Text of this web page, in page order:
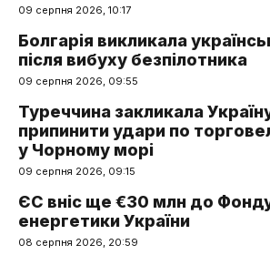
09 серпня 2026, 10:17
Болгарія викликала
після вибуху безпілотника
09 серпня 2026, 09:55
Туреччина закликала
припинити удари по
у Чорному морі
09 серпня 2026, 09:15
ЄС вніс ще €30 млн до
енергетики України
08 серпня 2026, 20:59